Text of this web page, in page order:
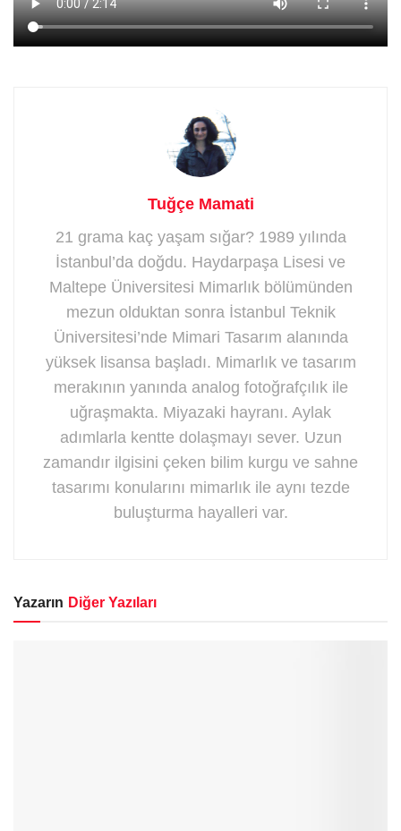
Tuğçe Mamati
21 grama kaç yaşam sığar? 1989 yılında
İstanbul’da doğdu. Haydarpaşa Lisesi ve
Maltepe Üniversitesi Mimarlık bölümünden
mezun olduktan sonra İstanbul Teknik
Üniversitesi’nde Mimari Tasarım alanında
yüksek lisansa başladı. Mimarlık ve tasarım
merakının yanında analog fotoğrafçılık ile
uğraşmakta. Miyazaki hayranı. Aylak
adımlarla kentte dolaşmayı sever. Uzun
zamandır ilgisini çeken bilim kurgu ve sahne
tasarımı konularını mimarlık ile aynı tezde
buluşturma hayalleri var.
Yazarın Diğer Yazıları